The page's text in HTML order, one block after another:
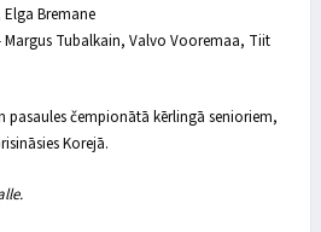
Bremane
Margus Tubalkain, Valvo Vooremaa, Tiit
pasaules čempionātā kērlingā senioriem,
Korejā.